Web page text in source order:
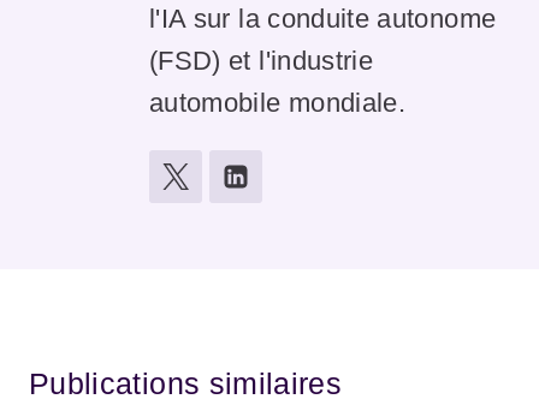
l'IA sur la conduite autonome
(FSD) et l'industrie
automobile mondiale.
Publications similaires